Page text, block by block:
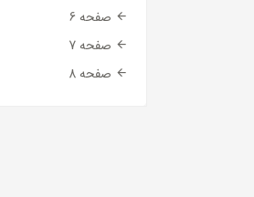
صفحه 6
صفحه 7
صفحه 8